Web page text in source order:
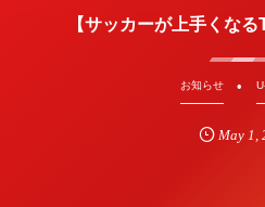
【サッカーが上手くなる
お知らせ
May 1 ,